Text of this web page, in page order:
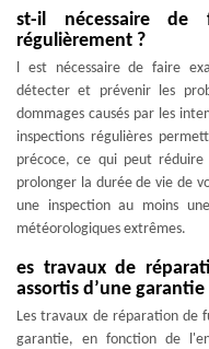
st-il nécessaire de
régulièrement ?
l est nécessaire de faire
détecter et prévenir les
dommages causés par les
inspections régulières
précoce, ce qui peut
prolonger la durée de vie de
une inspection au moins
météorologiques extrêmes.
es travaux de
assortis d’une garantie
Les travaux de réparation de
garantie, en fonction de